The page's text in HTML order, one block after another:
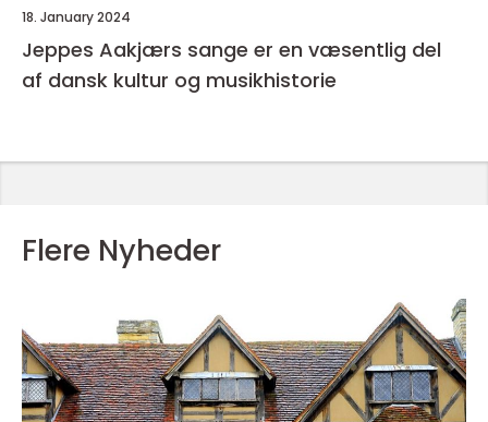
18. January 2024
Jeppes Aakjærs sange er en væsentlig del
af dansk kultur og musikhistorie
Flere Nyheder